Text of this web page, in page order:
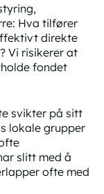
Hva tilfører
direkte
Vi risikerer at
fondet
svikter på sitt
lokale grupper
slitt med å
ofte med